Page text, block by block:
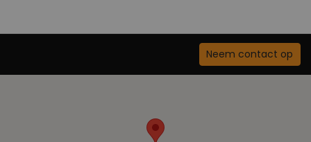
Neem contact op